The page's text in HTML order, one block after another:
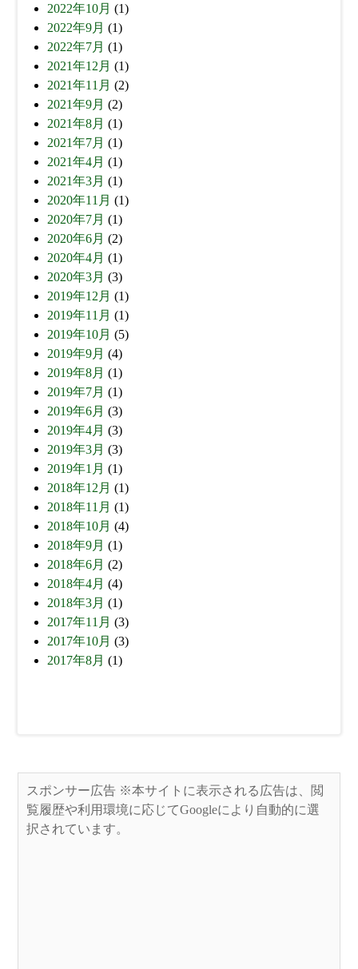
2022年10月 (1)
2022年9月 (1)
2022年7月 (1)
2021年12月 (1)
2021年11月 (2)
2021年9月 (2)
2021年8月 (1)
2021年7月 (1)
2021年4月 (1)
2021年3月 (1)
2020年11月 (1)
2020年7月 (1)
2020年6月 (2)
2020年4月 (1)
2020年3月 (3)
2019年12月 (1)
2019年11月 (1)
2019年10月 (5)
2019年9月 (4)
2019年8月 (1)
2019年7月 (1)
2019年6月 (3)
2019年4月 (3)
2019年3月 (3)
2019年1月 (1)
2018年12月 (1)
2018年11月 (1)
2018年10月 (4)
2018年9月 (1)
2018年6月 (2)
2018年4月 (4)
2018年3月 (1)
2017年11月 (3)
2017年10月 (3)
2017年8月 (1)
スポンサー広告 ※本サイトに表示される広告は、閲
覧履歴や利用環境に応じてGoogleにより自動的に選
択されています。